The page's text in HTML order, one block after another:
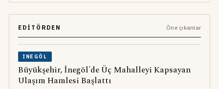
EDITÖRDEN Öne çıkanlar
İNEGÖL
Büyükşehir, İnegöl'de Üç Mahalleyi Kapsayan
Ulaşım Hamlesi Başlattı